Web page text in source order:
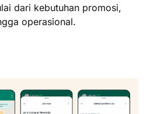
dari kebutuhan promosi,
operasional.